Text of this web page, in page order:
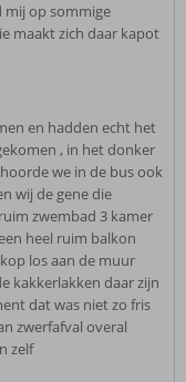
mij op sommige
maakt zich daar kapot
en hadden echt het
, in het donker
we in de bus ook
wij de gene die
zwembad 3 kamer
heel ruim balkon
los aan de muur
kakkerlakken daar zijn
dat was niet zo fris
zwerfafval overal
zelf